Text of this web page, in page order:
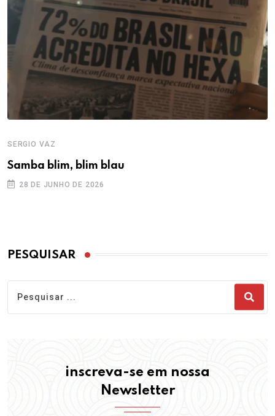
SERGIO VAZ
Samba blim, blim blau
28 DE JUNHO DE 2026
PESQUISAR
inscreva-se em nossa
Newsletter